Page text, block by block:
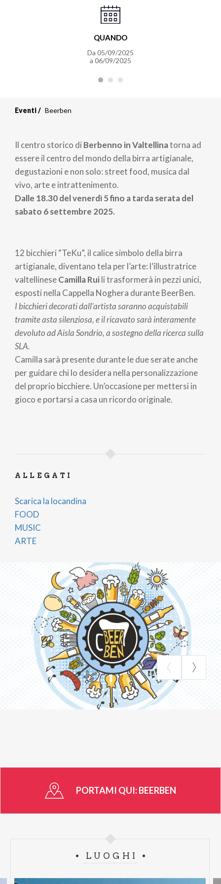
QUANDO
Da 05/09/2025
a 06/09/2025
Eventi Beerben
Il centro storico di Berbenno in Valtellinatorna ad
essere il centro del mondo della birra artigianale,
degustazioni e non solo: street food, musica dal
vivo, arte e intrattenimento.
Dalle 18.30 del venerdì 5 fino a tarda serata del
sabato 6 settembre 2025.
12 bicchieri “TeKu”, il calice simbolo della birra
artigianale, diventano tela per l’arte: l’illustratrice
valtellineseCamilla Ruili trasformerà in pezzi unici,
esposti nella Cappella Noghera durante BeerBen.
I bicchieri decorati dall'artista saranno acquistabili
tramite asta silenziosa, e il ricavato sarà interamente
devoluto ad Aisla Sondrio, a sostegno della ricerca sulla
SLA.
Camilla sarà presente durante le due serate anche
per guidare chi lo desidera nella personalizzazione
del proprio bicchiere. Un’occasione per mettersi in
gioco e portarsi a casa un ricordo originale.
ALLEGATI
Scarica la locandina
FOOD
MUSIC
ARTE
PORTAMI QUI:BEERBEN
LUOGHI